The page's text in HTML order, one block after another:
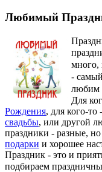
Любимый
много,
-
любим
Для
Рождения, для кого-то -
свадьбы, или другой
праздники - разные,
подарки и хорошее
Праздник - это и
подбираем